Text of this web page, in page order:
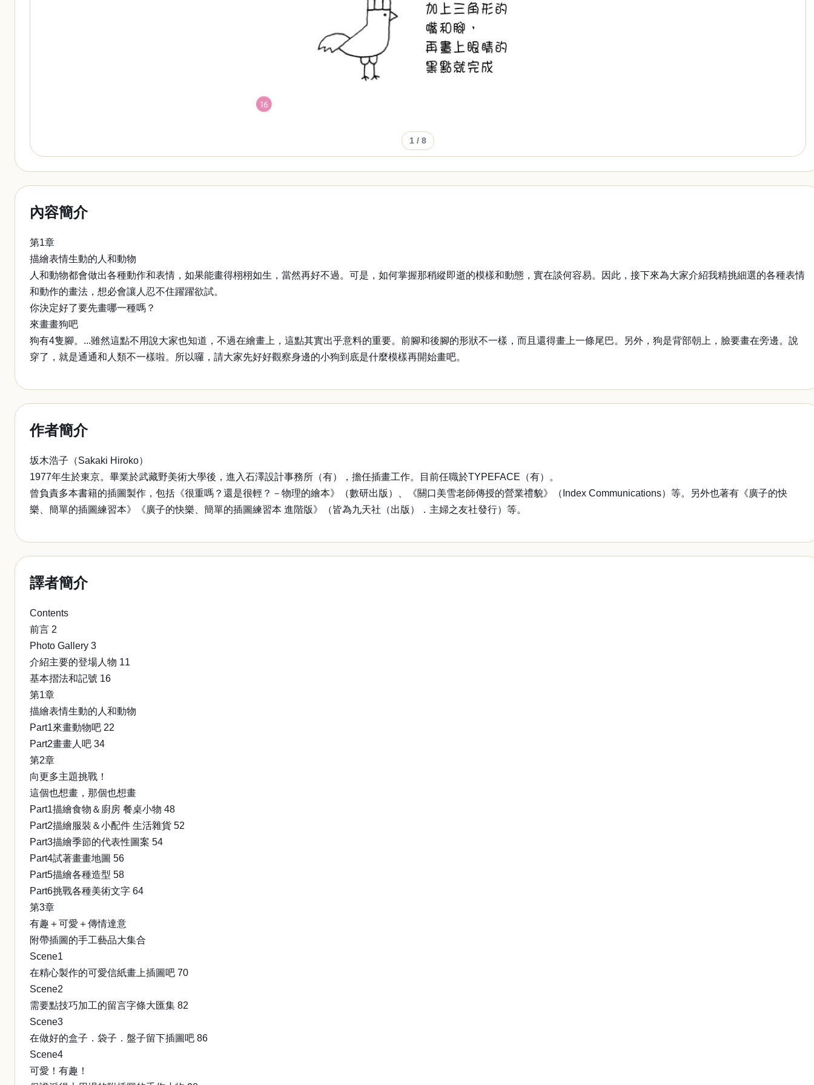
1 / 8
內容簡介
第1章
描繪表情生動的人和動物
人和動物都會做出各種動作和表情，如果能畫得栩栩如生，當然再好不過。可是，如何掌握那稍縱即逝的模樣和動態，實在談何容易。因此，接下來為大家介紹我精挑細選的各種表情
和動作的畫法，想必會讓人忍不住躍躍欲試。
你決定好了要先畫哪一種嗎？
來畫畫狗吧
狗有4隻腳。...雖然這點不用說大家也知道，不過在繪畫上，這點其實出乎意料的重要。前腳和後腳的形狀不一樣，而且還得畫上一條尾巴。另外，狗是背部朝上，臉要畫在旁邊。說
穿了，就是通通和人類不一樣啦。所以囉，請大家先好好觀察身邊的小狗到底是什麼模樣再開始畫吧。
作者簡介
坂木浩子（Sakaki Hiroko）
1977年生於東京。畢業於武藏野美術大學後，進入石澤設計事務所（有），擔任插畫工作。目前任職於TYPEFACE（有）。
曾負責多本書籍的插圖製作，包括《很重嗎？還是很輕？－物理的繪本》（數研出版）、《關口美雪老師傳授的營業禮貌》（Index Communications）等。另外也著有《廣子的快
樂、簡單的插圖練習本》《廣子的快樂、簡單的插圖練習本 進階版》（皆為九天社（出版）．主婦之友社發行）等。
譯者簡介
Contents
前言 2
Photo Gallery 3
介紹主要的登場人物 11
基本摺法和記號 16
第1章
描繪表情生動的人和動物
Part1來畫動物吧 22
Part2畫畫人吧 34
第2章
向更多主題挑戰！
這個也想畫，那個也想畫
Part1描繪食物＆廚房 餐桌小物 48
Part2描繪服裝＆小配件 生活雜貨 52
Part3描繪季節的代表性圖案 54
Part4試著畫畫地圖 56
Part5描繪各種造型 58
Part6挑戰各種美術文字 64
第3章
有趣＋可愛＋傳情達意
附帶插圖的手工藝品大集合
Scene1
在精心製作的可愛信紙畫上插圖吧 70
Scene2
需要點技巧加工的留言字條大匯集 82
Scene3
在做好的盒子．袋子．盤子留下插圖吧 86
Scene4
可愛！有趣！